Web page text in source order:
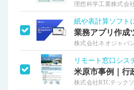
理想科学工業株式会
株式会社ネオジャパ
リモート窓口シス
株式会社RTCテック